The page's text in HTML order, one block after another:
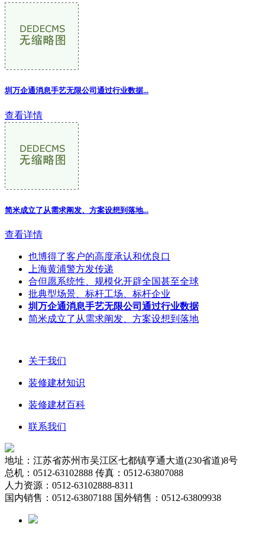
圳万企通消息手艺无限公司通过行业数据...
查看详情
简米成立了从需求阐发、方案设想到落地...
查看详情
也博得了客户的高度承认和优良口
上海黄浦警方发传递
合但愿系统性、规模化开辟全国甚至全球
批典型场景、标杆工场、标杆企业
圳万企通消息手艺无限公司通过行业数据
简米成立了从需求阐发、方案设想到落地
关于我们
装修建材知识
装修建材百科
联系我们
地址：江苏省苏州市吴江区七都镇亨通大道(230省道)8号
总机：0512-63102888 传真：0512-63807088
人力资源：0512-63102888-8311
国内销售：0512-63807188 国外销售：0512-63809938